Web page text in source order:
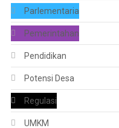
Parlementaria
Pemerintahan
Pendidikan
Potensi Desa
Regulasi
UMKM